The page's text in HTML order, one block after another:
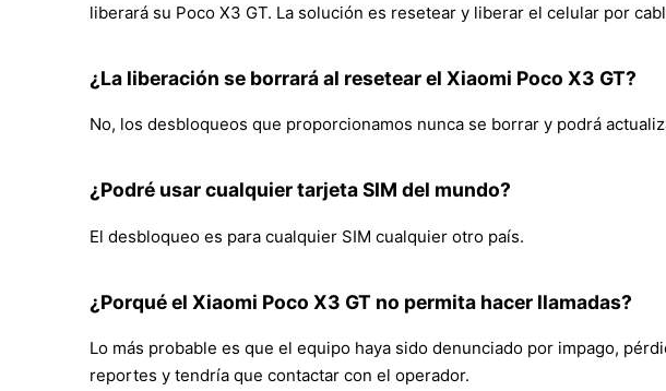
liberará su Poco X3 GT. La solución es resetear y liberar el celular por
¿La liberación se borrará al resetear el Xiaomi Poco X3 GT?
No, los desbloqueos que proporcionamos nunca se borrar y podrá
¿Podré usar cualquier tarjeta SIM del mundo?
El desbloqueo es para cualquier SIM cualquier otro país.
¿Porqué el Xiaomi Poco X3 GT no permita hacer llamadas?
Lo más probable es que el equipo haya sido denunciado por impago,
reportes y tendría que contactar con el operador.